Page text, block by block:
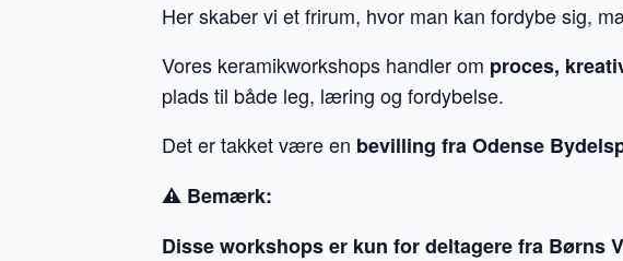
Her skaber vi et frirum, hvor man kan fordybe sig,
Vores keramikworkshops handler om proces,
plads til både leg, læring og fordybelse.
Det er takket være en bevilling fra Odense
⚠️ Bemærk:
Disse workshops er kun for deltagere fra Børns